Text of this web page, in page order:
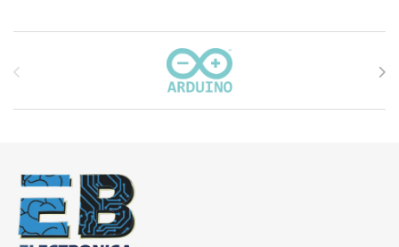
Carrusel de marcas